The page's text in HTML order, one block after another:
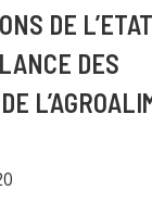
DE
DES